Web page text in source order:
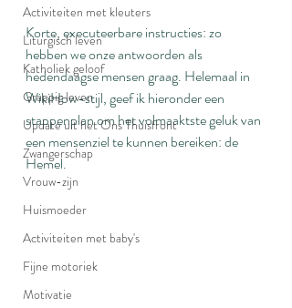
Activiteiten met kleuters
Liturgisch leven
Katholiek geloof
Grappig leven
Update uit het Ons Thuisfront
Zwangerschap
Vrouw-zijn
Huismoeder
Activiteiten met baby's
Fijne motoriek
Motivatie
Korte, executeerbare instructies: zo
hebben we onze antwoorden als
hedendaagse mensen graag. Helemaal in
WikiHow-stijl, geef ik hieronder een
stappenplan om het volmaaktste geluk van
een mensenziel te kunnen bereiken: de
Hemel.